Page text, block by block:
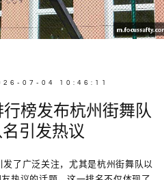
07-04 10:46:11
榜发布杭州街舞队
引发热议
了广泛关注，尤其是杭州街舞队以